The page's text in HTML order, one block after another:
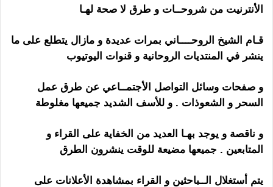
الأنترنيت من شروحــات و طرق لا صحة لهـا
قـام الشيخ الروحــــاني بمرات عديدة و مازال يتطلع على ما
ينشر في المنتديات الروحانية و قنوات اليوتيوب
و صفحات وسائل التواصل الأجتمــاعي عن طرق عمل
السحر و الشعوذات . و للأسف الشديد جميعها مغلوطة
و ناقصة و يوجد بهـا العديد من الخفاية على القراء و
المتابعين . جميعها مضيعة للوقت ينشرون الطرق
يتم أستغلال الــباحثين و القراء بمشاهدة الأعلانات على